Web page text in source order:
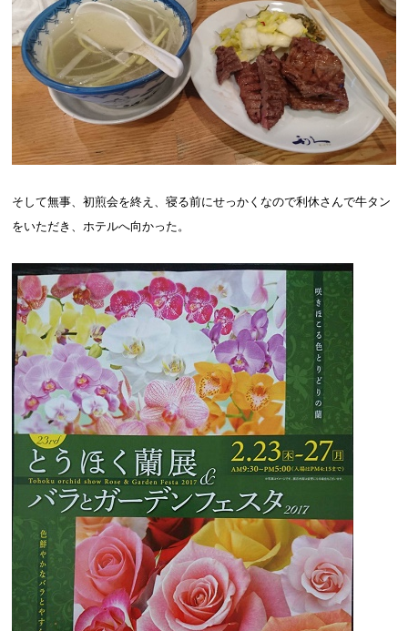
そして無事、初煎会を終え、寝る前にせっかくなので利休さんで牛タン
をいただき、ホテルへ向かった。